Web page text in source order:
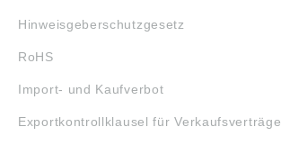
Hinweisgeberschutzgesetz
RoHS
Import- und Kaufverbot
Exportkontrollklausel für Verkaufsverträge